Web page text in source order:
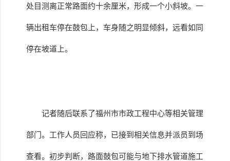
处目测离正常路面约十余厘米，形成一个小斜坡。一
辆出租车停在鼓包上，车身随之明显倾斜，远看如同
停在坡道上。
记者随后联系了福州市市政工程中心等相关管理
部门。工作人员回应称，已接到相关信息并派员到场
查看。初步判断，路面鼓包可能与地下排水管道施工